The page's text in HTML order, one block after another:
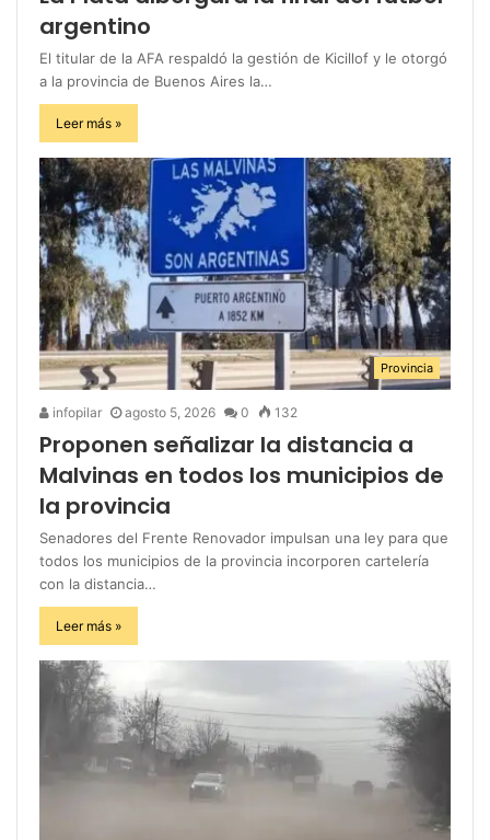
argentino
El titular de la AFA respaldó la gestión de Kicillof y le otorgó
a la provincia de Buenos Aires la…
Leer más »
Provincia
infopilar agosto 5, 2026 0 132
Proponen señalizar la distancia a
Malvinas en todos los municipios de
la provincia
Senadores del Frente Renovador impulsan una ley para que
todos los municipios de la provincia incorporen cartelería
con la distancia…
Leer más »